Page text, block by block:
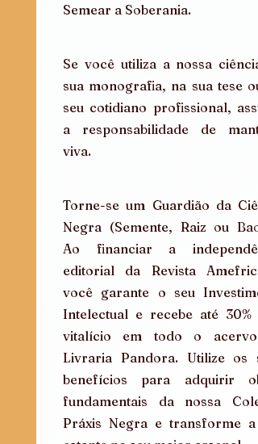
Semear a Soberania.
Se você utiliza a nossa
sua monografia, na sua tese
seu cotidiano profissional,
a responsabilidade de
viva.
Torne-se um Guardião da
Negra (Semente, Raiz ou
Ao financiar a
editorial da Revista
você garante o seu
Intelectual e recebe até 30%
vitalício em todo o acervo
Livraria Pandora. Utilize os
benefícios para adquirir
fundamentais da nossa
Práxis Negra e transforme a